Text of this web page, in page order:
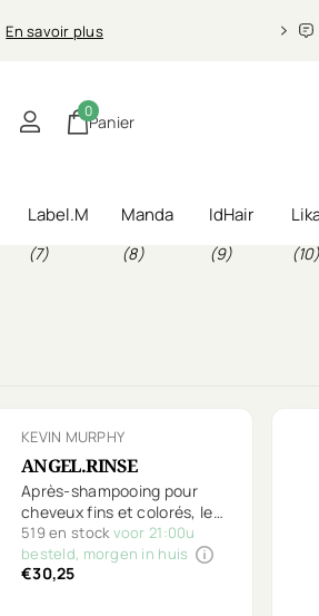
En savoir plus
Panier
0
Label.M
(7)
Manda
(8)
IdHair
(9) (10)
KEVIN MURPHY
ANGEL.RINSE
Après-shampooing pour
cheveux fins et colorés, le
soin ultime pour vos cheveux
pour les rendre encore plus
volumineux.
519 en stockvoor 21:00u
besteld, morgen in huis
€30,25